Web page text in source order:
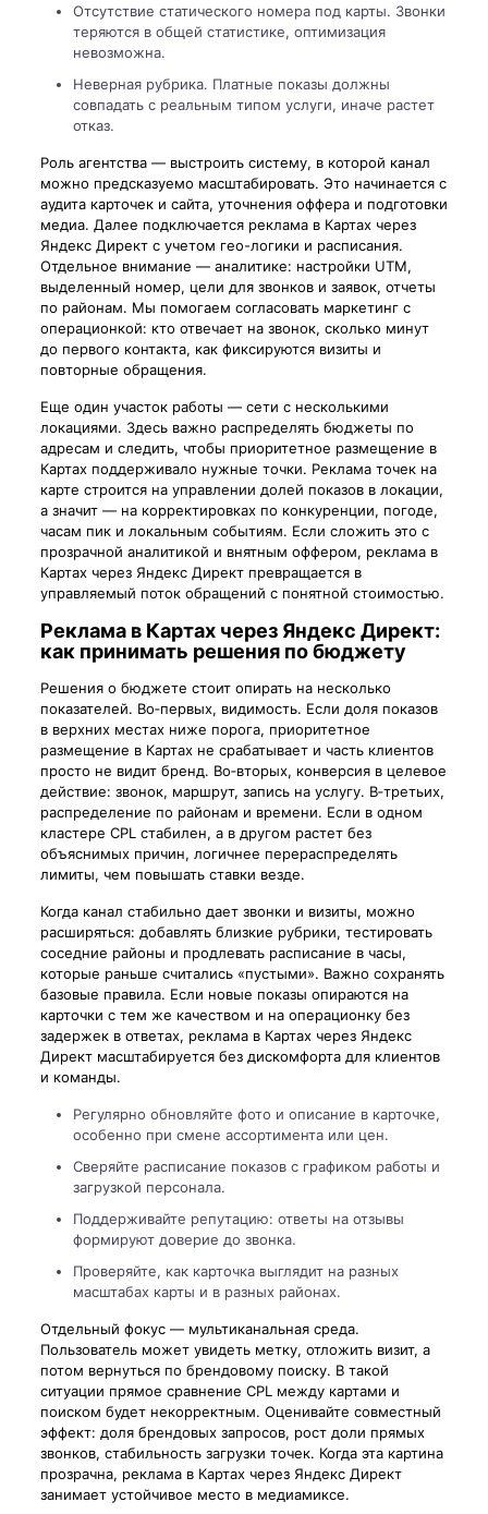
Отсутствие статического номера под карты. Звонки
теряются в общей статистике, оптимизация
невозможна.
Неверная рубрика. Платные показы должны
совпадать с реальным типом услуги, иначе растет
отказ.
Роль агентства — выстроить систему, в которой канал
можно предсказуемо масштабировать. Это начинается с
аудита карточек и сайта, уточнения оффера и подготовки
медиа. Далее подключается реклама в Картах через
Яндекс Директ с учетом гео-логики и расписания.
Отдельное внимание — аналитике: настройки UTM,
выделенный номер, цели для звонков и заявок, отчеты
по районам. Мы помогаем согласовать маркетинг с
операционкой: кто отвечает на звонок, сколько минут
до первого контакта, как фиксируются визиты и
повторные обращения.
Еще один участок работы — сети с несколькими
локациями. Здесь важно распределять бюджеты по
адресам и следить, чтобы приоритетное размещение в
Картах поддерживало нужные точки. Реклама точек на
карте строится на управлении долей показов в локации,
а значит — на корректировках по конкуренции, погоде,
часам пик и локальным событиям. Если сложить это с
прозрачной аналитикой и внятным оффером, реклама в
Картах через Яндекс Директ превращается в
управляемый поток обращений с понятной стоимостью.
Реклама в Картах через Яндекс Директ:
как принимать решения по бюджету
Решения о бюджете стоит опирать на несколько
показателей. Во‑первых, видимость. Если доля показов
в верхних местах ниже порога, приоритетное
размещение в Картах не срабатывает и часть клиентов
просто не видит бренд. Во‑вторых, конверсия в целевое
действие: звонок, маршрут, запись на услугу. В‑третьих,
распределение по районам и времени. Если в одном
кластере CPL стабилен, а в другом растет без
объяснимых причин, логичнее перераспределять
лимиты, чем повышать ставки везде.
Когда канал стабильно дает звонки и визиты, можно
расширяться: добавлять близкие рубрики, тестировать
соседние районы и продлевать расписание в часы,
которые раньше считались «пустыми». Важно сохранять
базовые правила. Если новые показы опираются на
карточки с тем же качеством и на операционку без
задержек в ответах, реклама в Картах через Яндекс
Директ масштабируется без дискомфорта для клиентов
и команды.
Регулярно обновляйте фото и описание в карточке,
особенно при смене ассортимента или цен.
Сверяйте расписание показов с графиком работы и
загрузкой персонала.
Поддерживайте репутацию: ответы на отзывы
формируют доверие до звонка.
Проверяйте, как карточка выглядит на разных
масштабах карты и в разных районах.
Отдельный фокус — мультиканальная среда.
Пользователь может увидеть метку, отложить визит, а
потом вернуться по брендовому поиску. В такой
ситуации прямое сравнение CPL между картами и
поиском будет некорректным. Оценивайте совместный
эффект: доля брендовых запросов, рост доли прямых
звонков, стабильность загрузки точек. Когда эта картина
прозрачна, реклама в Картах через Яндекс Директ
занимает устойчивое место в медиамиксе.